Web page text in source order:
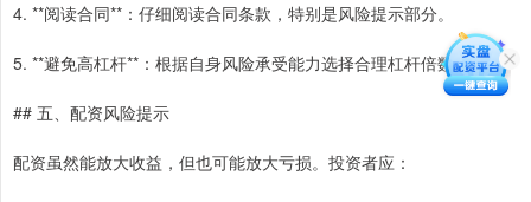
4. **阅读合同**：仔细阅读合同条款，特别是风险提示部分。
5. **避免高杠杆**：根据自身风险承受能力选择合理杠杆倍数。
## 五、配资风险提示
配资虽然能放大收益，但也可能放大亏损。投资者应：